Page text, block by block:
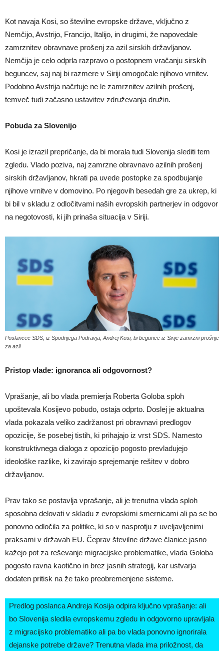
Kot navaja Kosi, so številne evropske države, vključno z
Nemčijo, Avstrijo, Francijo, Italijo, in drugimi, že napovedale
zamrznitev obravnave prošenj za azil sirskih državljanov.
Nemčija je celo odprla razpravo o postopnem vračanju sirskih
beguncev, saj naj bi razmere v Siriji omogočale njihovo vrnitev.
Podobno Avstrija načrtuje ne le zamrznitev azilnih prošenj,
temveč tudi začasno ustavitev združevanja družin.
Pobuda za Slovenijo
Kosi je izrazil prepričanje, da bi morala tudi Slovenija slediti tem
zgledu. Vlado poziva, naj zamrzne obravnavo azilnih prošenj
sirskih državljanov, hkrati pa uvede postopke za spodbujanje
njihove vrnitve v domovino. Po njegovih besedah gre za ukrep, ki
bi bil v skladu z odločitvami naših evropskih partnerjev in odgovor
na negotovosti, ki jih prinaša situacija v Siriji.
Poslancec SDS, iz Spodnjega Podravja, Andrej Kosi, bi begunce iz Sirije zamrzni prošnje
za azil
Pristop vlade: ignoranca ali odgovornost?
Vprašanje, ali bo vlada premierja Roberta Goloba sploh
upoštevala Kosijevo pobudo, ostaja odprto. Doslej je aktualna
vlada pokazala veliko zadržanost pri obravnavi predlogov
opozicije, še posebej tistih, ki prihajajo iz vrst SDS. Namesto
konstruktivnega dialoga z opozicijo pogosto prevladujejo
ideološke razlike, ki zavirajo sprejemanje rešitev v dobro
državljanov.
Prav tako se postavlja vprašanje, ali je trenutna vlada sploh
sposobna delovati v skladu z evropskimi smernicami ali pa se bo
ponovno odločila za politike, ki so v nasprotju z uveljavljenimi
praksami v državah EU. Čeprav številne države članice jasno
kažejo pot za reševanje migracijske problematike, vlada Goloba
pogosto ravna kaotično in brez jasnih strategij, kar ustvarja
dodaten pritisk na že tako preobremenjene sisteme.
Predlog poslanca Andreja Kosija odpira ključno vprašanje: ali
bo Slovenija sledila evropskemu zgledu in odgovorno upravljala
z migracijsko problematiko ali pa bo vlada ponovno ignorirala
dejanske potrebe države? Trenutna vlada ima priložnost, da